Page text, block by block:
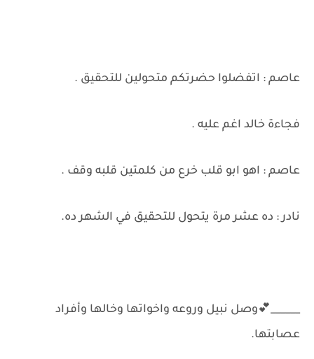
عاصم : اتفضلوا حضرتكم متحولين للتحقيق .
فجاءة خالد اغم عليه .
عاصم : اهو ابو قلب خرع من كلمتين قلبه وقف .
نادر : ده عشر مرة يتحول للتحقيق في الشهر ده.
______💕وصل نبيل وروعه واخواتها وخالها وأفراد
عصابتها.